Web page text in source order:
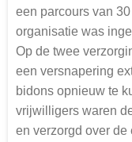
een parcours van
organisatie was
Op de twee
een versnapering
bidons opnieuw te
vrijwilligers waren
en verzorgd over de